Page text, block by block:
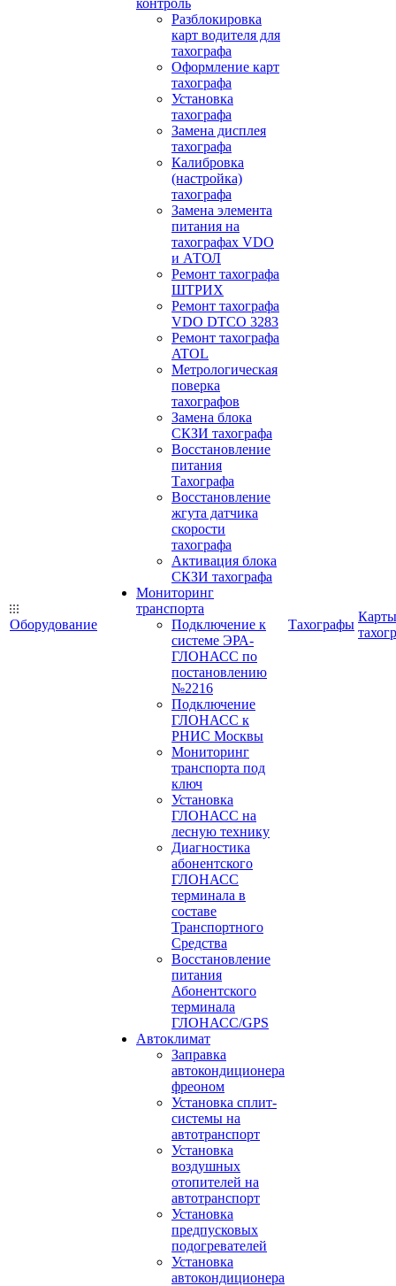
Оборудование
контроль
Разблокировка
карт водителя для
тахографа
Оформление карт
тахографа
Установка
тахографа
Замена дисплея
тахографа
Калибровка
(настройка)
тахографа
Замена элемента
питания на
тахографах VDO
и АТОЛ
Ремонт тахографа
ШТРИХ
Ремонт тахографа
VDO DTCO 3283
Ремонт тахографа
ATOL
Метрологическая
поверка
тахографов
Замена блока
СКЗИ тахографа
Восстановление
питания
Тахографа
Восстановление
жгута датчика
скорости
тахографа
Активация блока
СКЗИ тахографа
Мониторинг
транспорта
Подключение к
системе ЭРА-
ГЛОНАСС по
постановлению
№2216
Подключение
ГЛОНАСС к
РНИС Москвы
Мониторинг
транспорта под
ключ
Установка
ГЛОНАСС на
лесную технику
Диагностика
абонентского
ГЛОНАСС
терминала в
составе
Транспортного
Средства
Восстановление
питания
Абонентского
терминала
ГЛОНАСС/GPS
Автоклимат
Заправка
автокондиционера
фреоном
Установка сплит-
системы на
автотранспорт
Установка
воздушных
отопителей на
автотранспорт
Установка
предпусковых
подогревателей
Установка
автокондиционера
Тахографы
Карты